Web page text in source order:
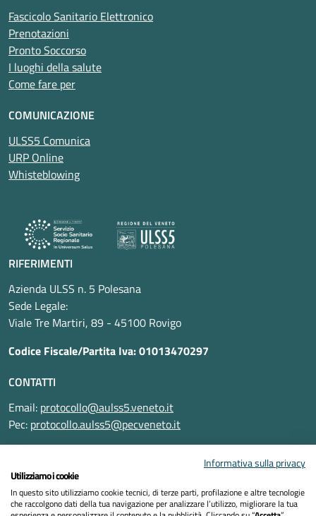
Fascicolo Sanitario Elettronico
Prenotazioni
Pronto Soccorso
I luoghi della salute
Come fare per
COMUNICAZIONE
ULSS5 Comunica
URP Online
Whisteblowing
RIFERIMENTI
Azienda ULSS n. 5 Polesana
Sede Legale:
Viale Tre Martiri, 89 - 45100 Rovigo
Codice Fiscale/Partita Iva: 01013470297
CONTATTI
Email: protocollo@aulss5.veneto.it
Pec: protocollo.aulss5@pecveneto.it
Informativa sulla privacy
Utilizziamo i cookie
In questo sito utilizziamo cookie tecnici, di terze parti, profilazione e altre tecnologie
che raccolgono dati della tua navigazione per analizzare l’utilizzo, migliorare la tua